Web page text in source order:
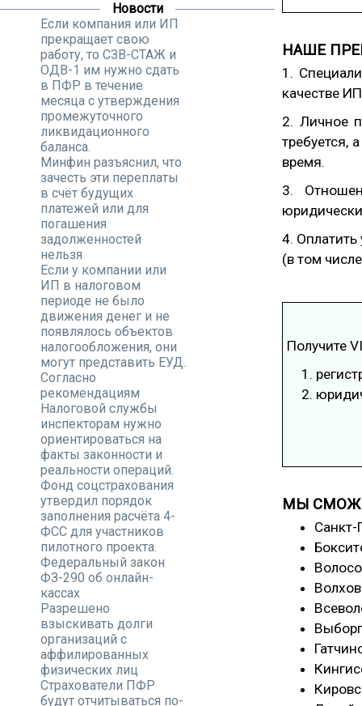
НАШЕ
1.
качестве
2. Личное
требуется,
время.
3.
4.
(в том
Получите
МЫ
Санкт-
Новости
Если компания или ИП
прекращает свою
работу, то СЗВ-СТАЖ и
ОДВ-1 им нужно сдать
в ПФР в течение
месяца с утверждения
промежуточного
ликвидационного
баланса.
Минфин разъяснил, что
зачесть эти переплаты
в счёт будущих
платежей или для
погашения
задолженностей
нельзя
Если у компании или
ИП в налоговом
периоде не было
движения денег и не
появлялось объектов
налогообложения, они
могут представить ЕУД.
Согласно
рекомендациям
Налоговой службы
инспекторам нужно
ориентироваться на
факты законности и
реальности операций.
Фонд соцстрахования
утвердил порядок
заполнения расчёта 4-
ФСС для участников
пилотного проекта.
Федеральный закон
ФЗ-290 об онлайн-
кассах
Разрешено
взыскивать долги
организаций с
аффилированных
физических лиц
Страхователи ПФР
будут отчитываться по-